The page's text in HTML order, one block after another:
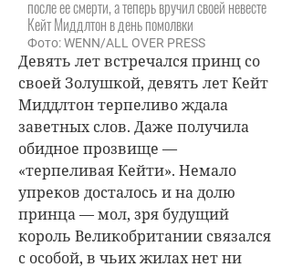
после ее смерти, а теперь вручил своей невесте
Кейт Миддлтон в день помолвки
Фото: WENN/ALL OVER PRESS
Девять лет встречался принц со
своей Золушкой, девять лет Кейт
Миддлтон терпеливо ждала
заветных слов. Даже получила
обидное прозвище —
«терпеливая Кейти». Немало
упреков досталось и на долю
принца — мол, зря будущий
король Великобритании связался
с особой, в чьих жилах нет ни